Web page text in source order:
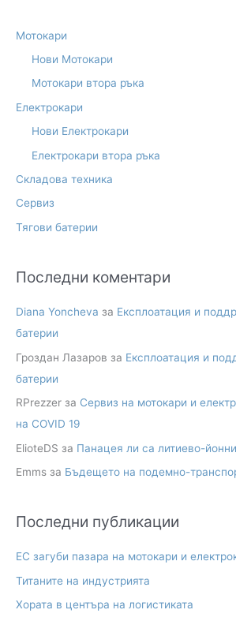
r
f
Мотокари
Нови Мотокари
Мотокари втора ръка
Електрокари
Нови Електрокари
Електрокари втора ръка
Складова техника
Сервиз
Тягови батерии
Последни коментари
Diana Yoncheva за Експлоатация и
батерии
Гроздан Лазаров за Експлоатация и
батерии
RPrezzer за Сервиз на мотокари и
на COVID 19
ElioteDS за Панацея ли са литиево-
Emms за Бъдещето на подемно-
Последни публикации
ЕС загуби пазара на мотокари и
Титаните на индустрията
Хората в центъра на логистиката